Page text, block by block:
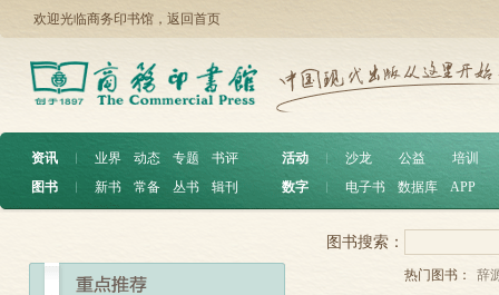
欢迎光临商务印书馆， 返回首页
资讯 ︱ 业界 动态 专题
书评
图书
︱ 新书 常备 丛书 辑刊
活动 沙龙 公益
培训
数字
电子书 数据库 APP
图书搜索：
热门图书： 辞